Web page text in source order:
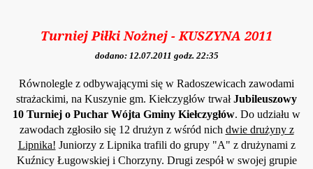
Turniej Piłki Nożnej - KUSZYNA 2011
dodano: 12.07.2011 godz. 22:35
Równolegle z odbywającymi się w Radoszewicach zawodami
strażackimi, na Kuszynie gm. Kiełczygłów trwałJubileuszowy
10 Turniej o Puchar Wójta Gminy Kiełczygłów. Do udziału w
zawodach zgłosiło się 12 drużyn z wśród nich dwie drużyny z
Lipnika! Juniorzy z Lipnika trafili do grupy "A" z drużynami z
Kuźnicy Ługowskiej i Chorzyny. Drugi zespół w swojej grupie